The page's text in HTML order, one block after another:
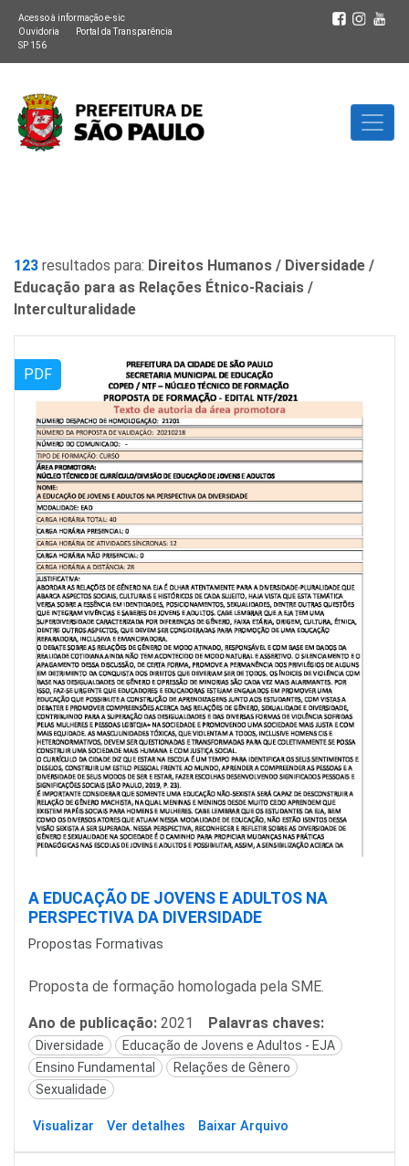
Acesso à informação e-sic
Ouvidoria
Portal da Transparência
SP 156
123 resultados para: Direitos Humanos / Diversidade /
Educação para as Relações Étnico-Raciais /
Interculturalidade
PDF
A EDUCAÇÃO DE JOVENS E ADULTOS NA
PERSPECTIVA DA DIVERSIDADE
Propostas Formativas
Proposta de formação homologada pela SME.
Ano de publicação: 2021 Palavras chaves:
Diversidade
Educação de Jovens e Adultos - EJA
Ensino Fundamental
Relações de Gênero
Sexualidade
Visualizar Ver detalhes Baixar Arquivo